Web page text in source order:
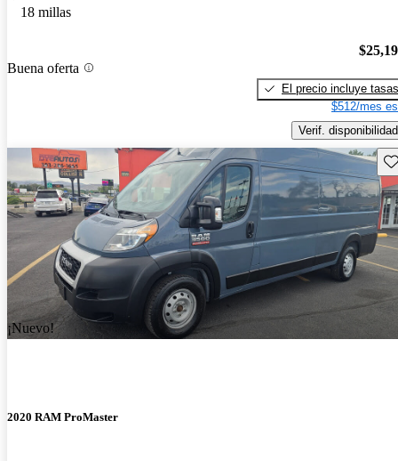
18 millas
Buena oferta
El precio incluye tasas
$512/mes
Verif. disponibilidad
¡Nuevo!
2020 RAM ProMaster